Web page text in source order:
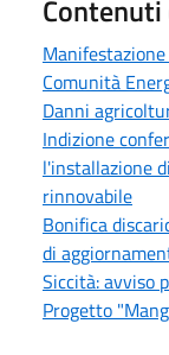
Comunità
Danni
Indizione
l'installazione
rinnovabile
Bonifica
di
Siccità: avviso
Progetto